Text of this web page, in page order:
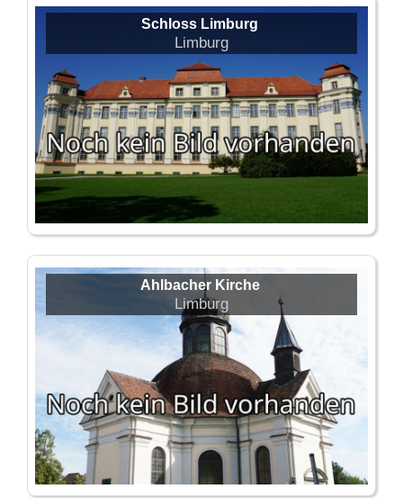
Schloss Limburg
Limburg
Ahlbacher Kirche
Limburg